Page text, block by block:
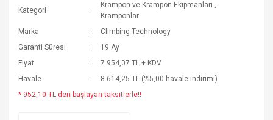
Kategori
Krampon ve Krampon Ekipmanları ,
Kramponlar
Marka
Climbing Technology
Garanti Süresi
19 Ay
Fiyat
7.954,07 TL + KDV
Havale
8.614,25 TL (%5,00 havale indirimi)
* 952,10 TL den başlayan taksitlerle!!